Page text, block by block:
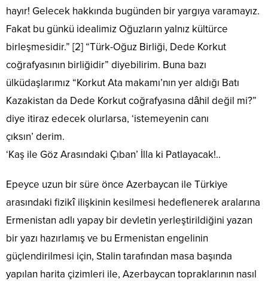
hayır! Gelecek hakkında bugünden bir yargıya varamayız.
Fakat bu günkü idealimiz Oğuzların yalnız kültürce
birleşmesidir.” [2] “Türk-Oğuz Birliği, Dede Korkut
coğrafyasının birliğidir” diyebilirim. Buna bazı
ülküdaşlarımız “Korkut Ata makamı’nın yer aldığı Batı
Kazakistan da Dede Korkut coğrafyasına dâhil değil mi?”
diye itiraz edecek olurlarsa, ‘istemeyenin canı
çıksın’ derim.
‘Kaş ile Göz Arasındaki Çıban’ İlla ki Patlayacak!..
Epeyce uzun bir süre önce Azerbaycan ile Türkiye
arasındaki fizikî ilişkinin kesilmesi hedeflenerek aralarına
Ermenistan adlı yapay bir devletin yerleştirildiğini yazan
bir yazı hazırlamış ve bu Ermenistan engelinin
güçlendirilmesi için, Stalin tarafından masa başında
yapılan harita çizimleri ile, Azerbaycan topraklarının nasıl